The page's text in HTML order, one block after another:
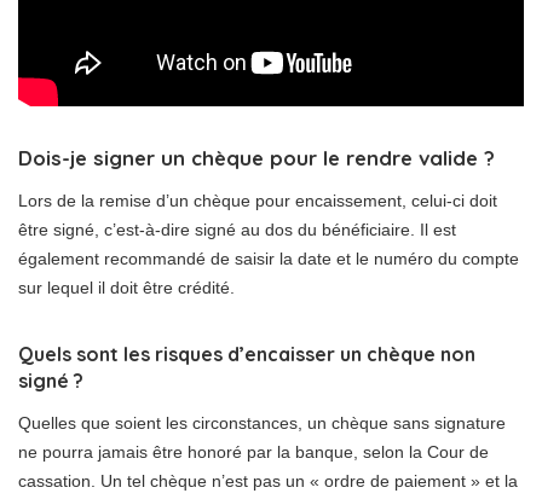
Dois-je signer un chèque pour le rendre valide ?
Lors de la remise d’un chèque pour encaissement, celui-ci doit
être signé, c’est-à-dire signé au dos du bénéficiaire. Il est
également recommandé de saisir la date et le numéro du compte
sur lequel il doit être crédité.
Quels sont les risques d’encaisser un chèque non
signé ?
Quelles que soient les circonstances, un chèque sans signature
ne pourra jamais être honoré par la banque, selon la Cour de
cassation. Un tel chèque n’est pas un « ordre de paiement » et la